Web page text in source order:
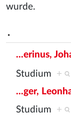
wurde.
.
...erinus,
Studium +
...ger,
Studium +